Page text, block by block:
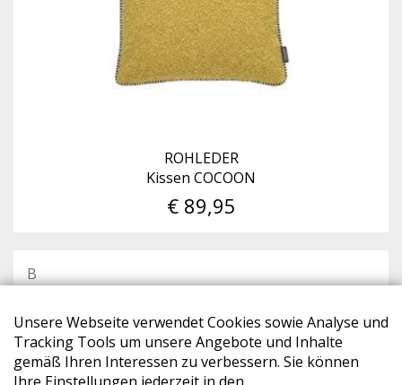
Unsere Webseite verwendet Cookies sowie Analyse und
Tracking Tools um unsere Angebote und Inhalte
gemäß Ihren Interessen zu verbessern. Sie können
ROHLEDER
Kissen COCOON
€ 89,95
B